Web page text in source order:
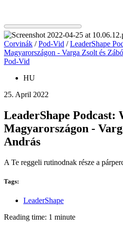
Corvinák /Pod-Vid /LeaderShape
Magyarországon - Varga Zsolt és
Pod-Vid
HU
25. April 2022
LeaderShape Podcast:
Magyarországon -
András
A Te reggeli rutinodnak része a
Tags:
LeaderShape
Reading time: 1 minute